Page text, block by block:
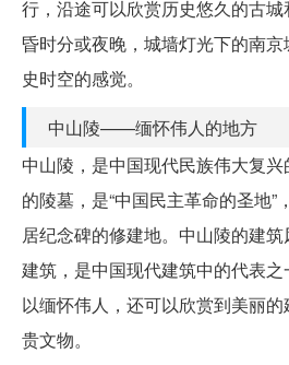
行，沿途可以欣赏历史悠久的古
昏时分或夜晚，城墙灯光下的南
史时空的感觉。
中山陵——缅怀伟人的地方
中山陵，是中国现代民族伟大复
的陵墓，是“中国民主革命的圣地”
居纪念碑的修建地。中山陵的建
建筑，是中国现代建筑中的代表
以缅怀伟人，还可以欣赏到美丽
贵文物。